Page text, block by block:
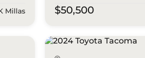
Millas $50,500